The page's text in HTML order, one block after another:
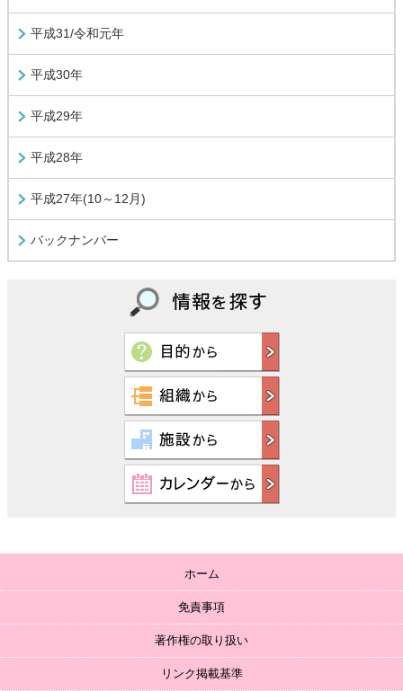
平成31/令和元年
平成30年
平成29年
平成28年
平成27年(10～12月)
バックナンバー
ホーム
免責事項
著作権の取り扱い
リンク掲載基準